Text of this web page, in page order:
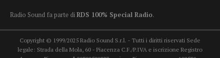
Radio Sound fa parte diRDS 100% Special Radio.
Copyright © 1999/2025 Radio Sound S.r.l. - Tutti i diritti riservati Sede
legale: Strada della Mola, 60 - Piacenza C.F./P.IVA e iscrizione Registro